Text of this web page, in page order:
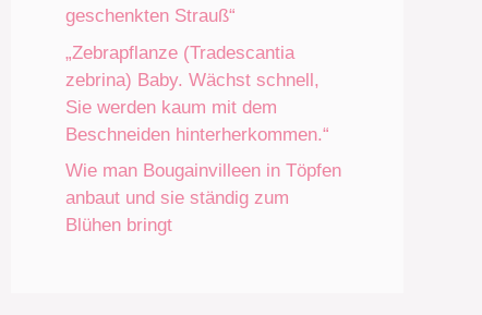
geschenkten Strauß“
„Zebrapflanze (Tradescantia
zebrina) Baby. Wächst schnell,
Sie werden kaum mit dem
Beschneiden hinterherkommen.“
Wie man Bougainvilleen in Töpfen
anbaut und sie ständig zum
Blühen bringt